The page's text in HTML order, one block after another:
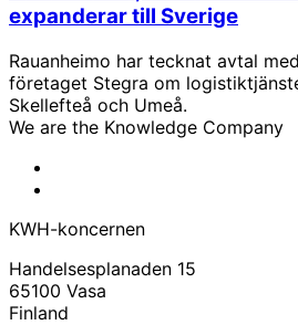
expanderar till Sverige
Rauanheimo har tecknat avtal
företaget Stegra om
Skellefteå och Umeå.
We are the Knowledge Company
KWH-koncernen
Handelsesplanaden 15
65100 Vasa
Finland